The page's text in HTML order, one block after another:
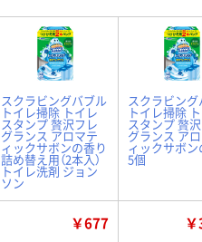
スクラビングバブル
トイレ掃除 トイレ
スタンプ 贅沢フレ
グランス アロマテ
ィックサボンの香り
詰め替え用（2本入）
トイレ洗剤 ジョン
ソン
スクラビン
トイレ掃除
スタンプ 贅
グランス ア
ィックサボ
5個
￥677